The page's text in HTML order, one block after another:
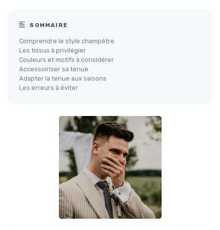
SOMMAIRE
Comprendre le style champêtre
Les tissus à privilégier
Couleurs et motifs à considérer
Accessoiriser sa tenue
Adapter la tenue aux saisons
Les erreurs à éviter